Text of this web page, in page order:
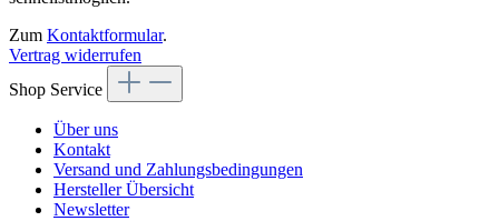
Zum Kontaktformular.
Vertrag widerrufen
Shop Service
Über uns
Kontakt
Versand und Zahlungsbedingungen
Hersteller Übersicht
Newsletter